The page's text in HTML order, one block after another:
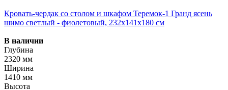
Кровать-чердак со столом и шкафом Теремок-1 Гранд ясень
шимо светлый - фиолетовый, 232х141х180 см
В наличии
Глубина
2320 мм
Ширина
1410 мм
Высота